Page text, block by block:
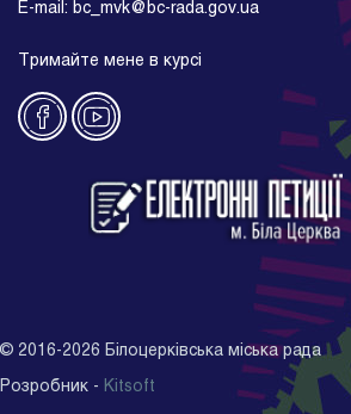
E-mail: bc_mvk@bc-rada.gov.ua
Тримайте мене в курсі
© 2016-2026 Білоцерківська міська рада
Розробник - Kitsoft